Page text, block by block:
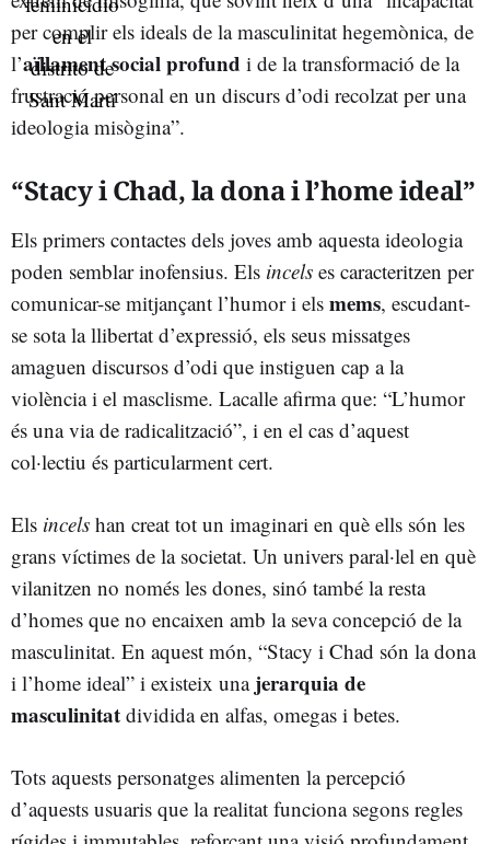
per complir els ideals de la masculinitat hegemònica, de
l’aïllament social profund i de la transformació de la
frustració personal en un discurs d’odi recolzat per una
ideologia misògina”.
“Stacy i Chad, la dona i l’home ideal”
Els primers contactes dels joves amb aquesta ideologia
poden semblar inofensius. Els incels es caracteritzen per
comunicar-se mitjançant l’humor i els mems, escudant-
se sota la llibertat d’expressió, els seus missatges
amaguen discursos d’odi que instiguen cap a la
violència i el masclisme. Lacalle afirma que: “L’humor
és una via de radicalització”, i en el cas d’aquest
col·lectiu és particularment cert.
Els incels han creat tot un imaginari en què ells són les
grans víctimes de la societat. Un univers paral·lel en què
vilanitzen no només les dones, sinó també la resta
d’homes que no encaixen amb la seva concepció de la
masculinitat. En aquest món, “Stacy i Chad són la dona
i l’home ideal” i existeix una jerarquia de
masculinitat dividida en alfas, omegas i betes.
Tots aquests personatges alimenten la percepció
d’aquests usuaris que la realitat funciona segons regles